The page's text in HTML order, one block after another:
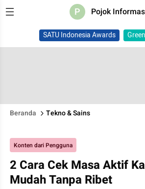
P Pojok
SATU Indonesia Awards
Beranda Tekno & Sains
Konten dari Pengguna
2 Cara Cek Masa Aktif
Mudah Tanpa Ribet